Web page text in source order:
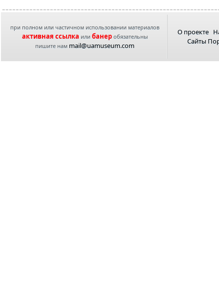
при полном или частичном использовании материалов
активная ссылка или банеробязательны
пишите нам mail@uamuseum.com
О проекте
Сайты